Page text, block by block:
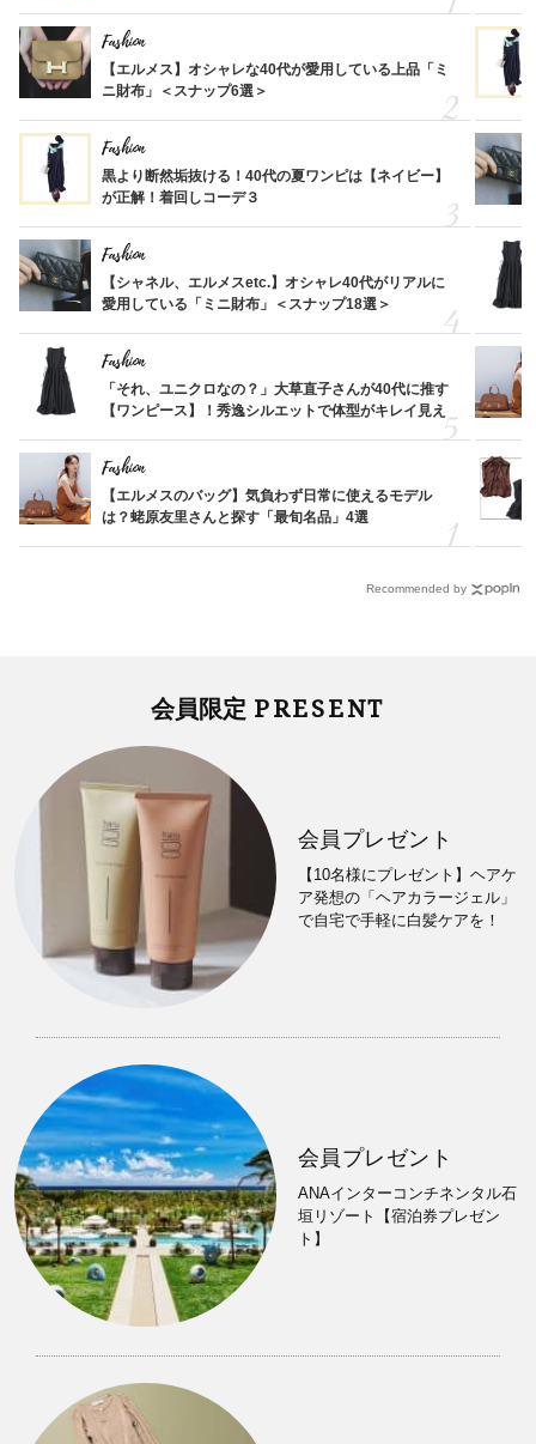
Fashion
【エルメス】オシャレな40代が愛用している上品「ミ
ニ財布」＜スナップ6選＞
Fashion
黒より断然垢抜ける！40代の夏ワンピは【ネイビー】
が正解！着回しコーデ３
Fashion
【シャネル、エルメスetc.】オシャレ40代がリアルに
愛用している「ミニ財布」＜スナップ18選＞
Fashion
「それ、ユニクロなの？」大草直子さんが40代に推す
【ワンピース】！秀逸シルエットで体型がキレイ見え
Fashion
【エルメスのバッグ】気負わず日常に使えるモデル
は？蛯原友里さんと探す「最旬名品」4選
Recommended by
会員限定 PRESENT
会員プレゼント
【10名様にプレゼント】ヘアケ
ア発想の「ヘアカラージェル」
で自宅で手軽に白髪ケアを！
会員プレゼント
ANAインターコンチネンタル石
垣リゾート【宿泊券プレゼン
ト】